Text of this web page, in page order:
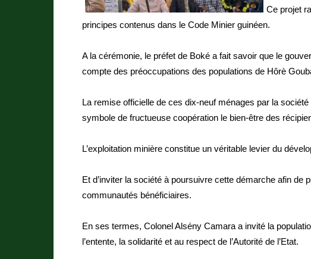
Ce projet
principes contenus dans le Code Minier guinéen.
A la cérémonie, le préfet de Boké a fait savoir que le
compte des préoccupations des populations de Hôrè
La remise officielle de ces dix-neuf ménages par la
symbole de fructueuse coopération le bien-être des
L’exploitation minière constitue un véritable levier du
Et d’inviter la société à poursuivre cette démarche afin de
communautés bénéficiaires.
En ses termes, Colonel Alsény Camara a invité la
l’entente, la solidarité et au respect de l’Autorité de l’Etat.